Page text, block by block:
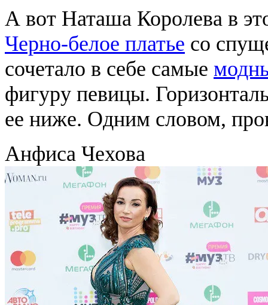
А вот Наташа Королева в
Черно-белое платье со
сочетало в себе самые
фигуру певицы.
ее ниже. Одним словом,
Анфиса Чехова